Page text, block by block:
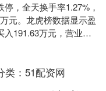
，全天换手率1.27%，
元。龙虎榜数据显示盈
入191.63万元，营业部
万元。 深交....
类： 51配资网